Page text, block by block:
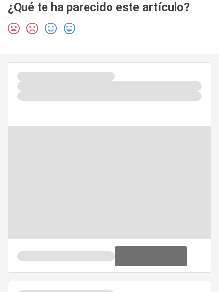
¿Qué te ha parecido este artículo?